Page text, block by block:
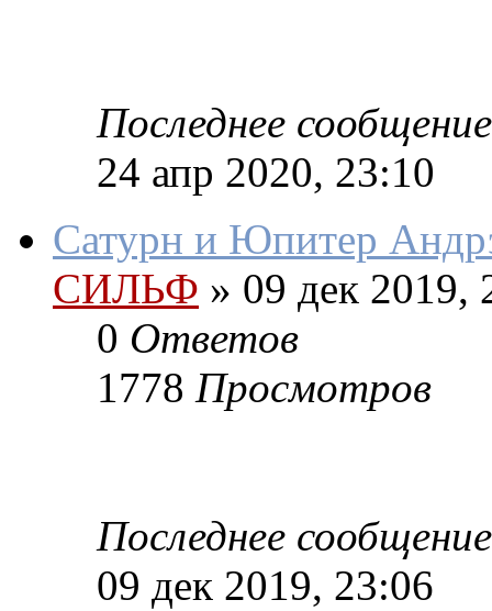
Последнее сообщение
24 апр 2020, 23:10
Сатурн и Юпитер
СИЛЬФ » 09 дек 2019,
0 Ответов
1778 Просмотров
Последнее сообщение
09 дек 2019, 23:06